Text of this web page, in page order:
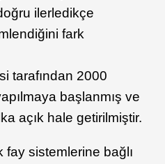
ilerledikçe
fark
tarafından 2000
başlanmış ve
açık hale getirilmiştir.
fay sistemlerine bağlı